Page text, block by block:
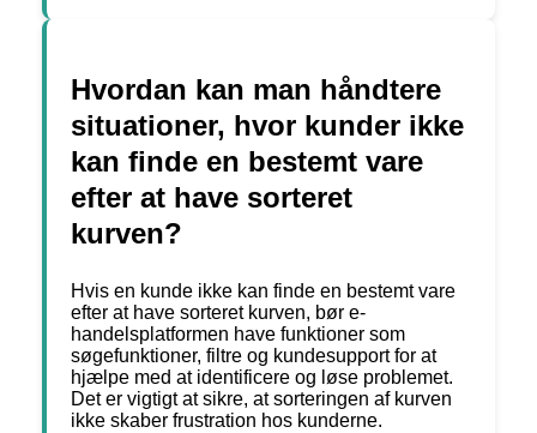
Hvordan kan man håndtere
situationer, hvor kunder ikke
kan finde en bestemt vare
efter at have sorteret
kurven?
Hvis en kunde ikke kan finde en bestemt vare
efter at have sorteret kurven, bør e-
handelsplatformen have funktioner som
søgefunktioner, filtre og kundesupport for at
hjælpe med at identificere og løse problemet.
Det er vigtigt at sikre, at sorteringen af kurven
ikke skaber frustration hos kunderne.